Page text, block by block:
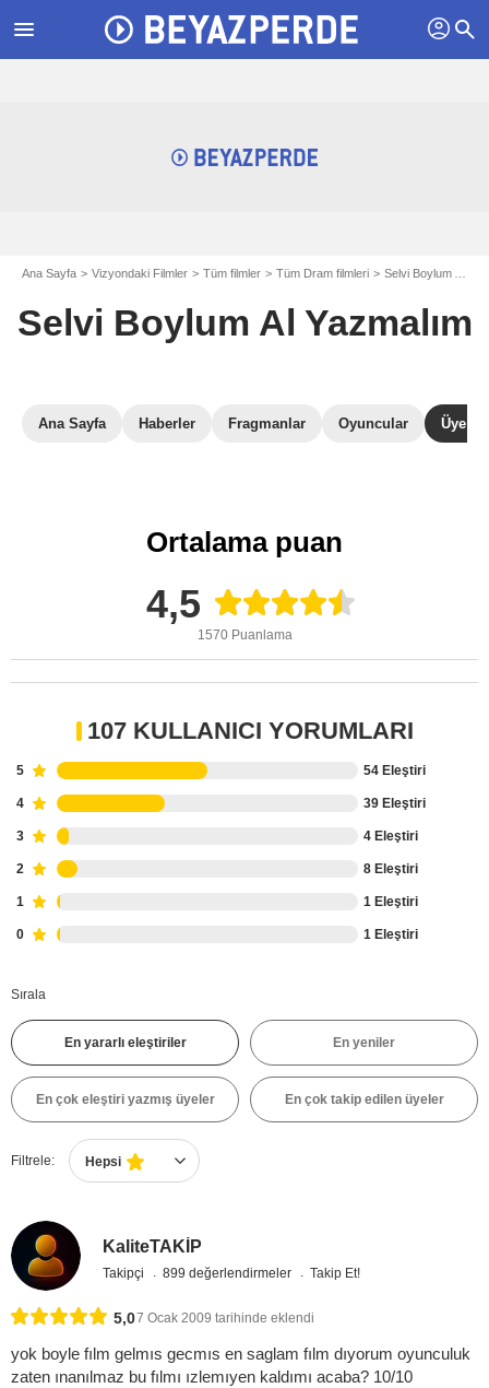
menu profil search
Ana Sayfa Vizyondaki Filmler Tüm filmler Tüm Dram filmleri Selvi Boylum Al Yazmalım
Selvi Boylum Al Yazmalım
Ana Sayfa Haberler Fragmanlar Oyuncular Üye
Ortalama puan
4,5
1570 Puanlama
107 KULLANICI YORUMLARI
5 54 Eleştiri
4 39 Eleştiri
3 4 Eleştiri
2 8 Eleştiri
1 1 Eleştiri
0 1 Eleştiri
Sırala
En yararlı eleştiriler En yeniler
En çok eleştiri yazmış üyeler En çok takip edilen üyeler
Filtrele: Hepsi
KaliteTAKİP
Takipçi 899 değerlendirmeler Takip Et!
5,07 Ocak 2009 tarihinde eklendi
yok boyle fılm gelmıs gecmıs en saglam fılm dıyorum oyunculuk
zaten ınanılmaz bu fılmı ızlemıyen kaldımı acaba? 10/10